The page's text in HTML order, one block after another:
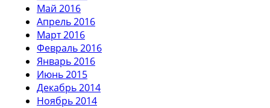
Май 2016
Апрель 2016
Март 2016
Февраль 2016
Январь 2016
Июнь 2015
Декабрь 2014
Ноябрь 2014